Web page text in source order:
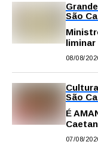
São
liminar
08/08/
São
É
07/08/